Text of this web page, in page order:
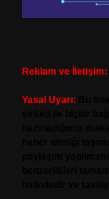
Reklam ve İletişim:
Yasal Uyarı: